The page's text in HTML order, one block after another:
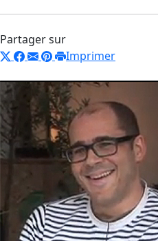
Partager sur
Imprimer